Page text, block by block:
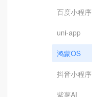
百度小程序
uni-app
鸿蒙OS
抖音小程序
紫薯AI